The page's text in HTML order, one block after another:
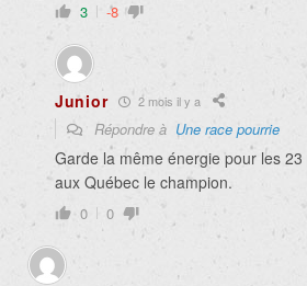
3 -8
Junior 2 mois il y a
Répondre à Une race pourrie
Garde la même énergie pour les
aux Québec le champion.
0 0